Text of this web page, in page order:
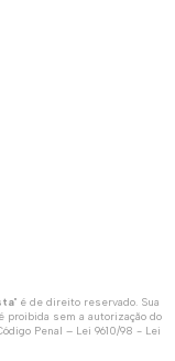
" é de direito reservado. Sua
proibida sem a autorização do
Penal – Lei 9610/98 - Lei